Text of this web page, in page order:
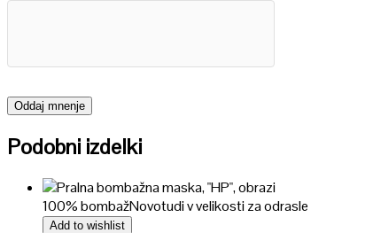
Podobni izdelki
100% bombažNovotudi v velikosti za odrasle
Add to wishlist